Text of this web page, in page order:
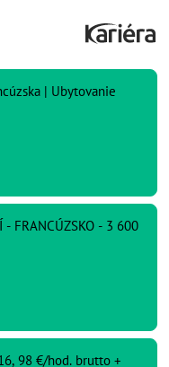
| Ubytovanie
- FRANCÚZSKO - 3 600
98 €/hod. brutto +